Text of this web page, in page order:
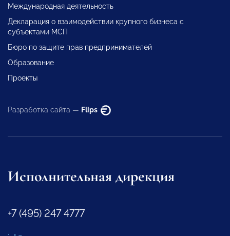
Международная деятельность
Декларация о взаимодействии крупного бизнеса с
субъектами МСП
Бюро по защите прав предпринимателей
Образование
Проекты
Разработка сайта — Flips
Исполнительная дирекция
+7 (495) 247 4777